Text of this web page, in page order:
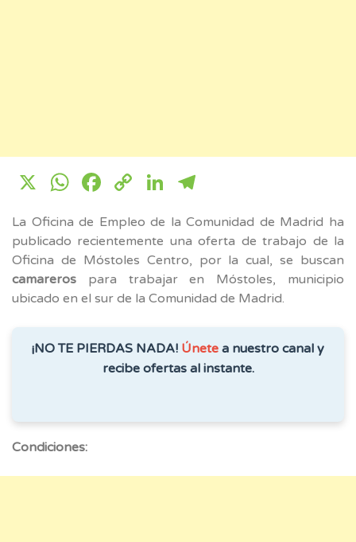
X WhatsApp
Facebook
CopyLinkedIn
La Oficina de Empleo de la Comunidad de Madrid ha
publicado recientemente una oferta de trabajo de la
Oficina de Móstoles Centro, por la cual, se buscan
camareros para trabajar en Móstoles, municipio
ubicado en el sur de la Comunidad de Madrid.
¡NO TE PIERDAS NADA! Únete a nuestro canal y
recibe ofertas al instante.
Condiciones: